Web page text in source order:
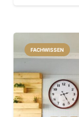
FACHWISSEN